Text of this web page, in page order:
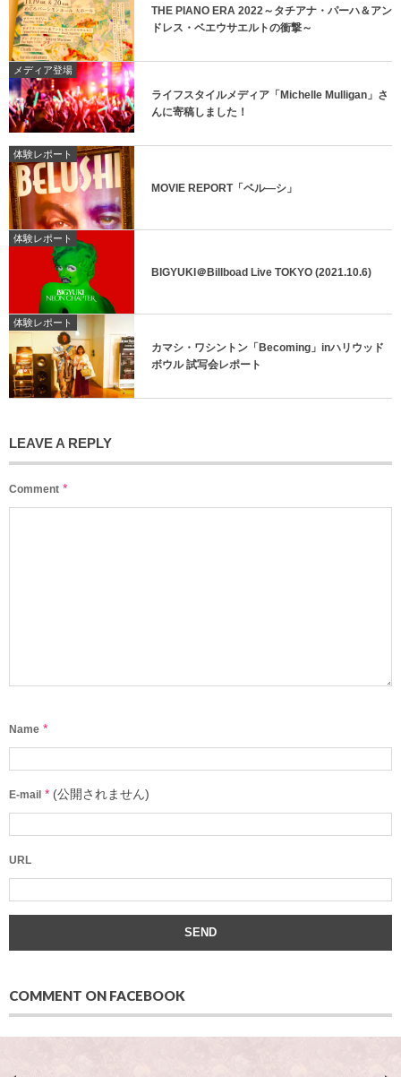
THE PIANO ERA 2022～タチアナ・パーハ＆アン
ドレス・ベエウサエルトの衝撃～
メディア登場
ライフスタイルメディア「Michelle Mulligan」さ
んに寄稿しました！
体験レポート
MOVIE REPORT「ベル―シ」
体験レポート
BIGYUKI＠Billboad Live TOKYO (2021.10.6)
体験レポート
カマシ・ワシントン「Becoming」inハリウッド
ボウル 試写会レポート
LEAVE A REPLY
Comment *
Name *
E-mail * (公開されません)
URL
COMMENT ON FACEBOOK